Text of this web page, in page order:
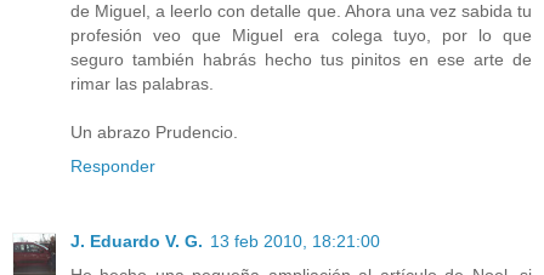
de Miguel, a leerlo con detalle que. Ahora una vez sabida tu
profesión veo que Miguel era colega tuyo, por lo que
seguro también habrás hecho tus pinitos en ese arte de
rimar las palabras.
Un abrazo Prudencio.
Responder
J. Eduardo V. G. 13 feb 2010, 18:21:00